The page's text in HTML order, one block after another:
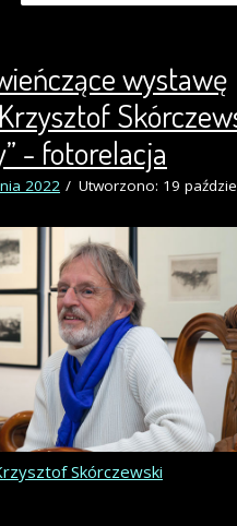
wystawę
- fotorelacja
2022 Utworzono: 19
Skórczewski